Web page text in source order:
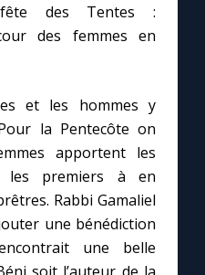
des Tentes :
des femmes en
et les hommes y
la Pentecôte on
apportent les
les premiers à en
Rabbi Gamaliel
une bénédiction
une belle